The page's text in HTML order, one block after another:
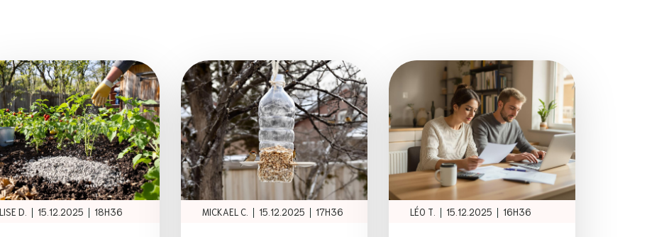
D. | 15.12.2025 | 18H36 MICKAEL C. | 15.12.2025 | 17H36 LÉO T. | 15.12.2025 | 16H36